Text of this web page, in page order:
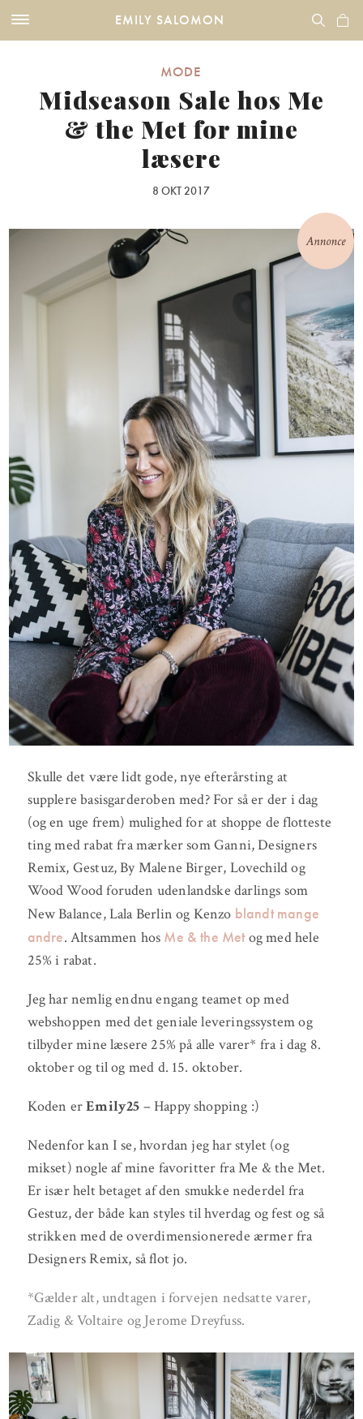
EMILY SALOMON
MODE
Midseason Sale hos Me
& the Met for mine
læsere
8 OKT 2017
Skulle det være lidt gode, nye efterårsting at
supplere basisgarderoben med? For så er der i dag
(og en uge frem) mulighed for at shoppe de flotteste
ting med rabat fra mærker som Ganni, Designers
Remix, Gestuz, By Malene Birger, Lovechild og
Wood Wood foruden udenlandske darlings som
New Balance, Lala Berlin og Kenzo blandt mange
andre. Altsammen hos Me & the Metog med hele
25% i rabat.
Jeg har nemlig endnu engang teamet op med
webshoppen med det geniale leveringssystem og
tilbyder mine læsere 25% på alle varer* fra i dag 8.
oktober og til og med d. 15. oktober.
Koden erEmily25 – Happy shopping :)
Nedenfor kan I se, hvordan jeg har stylet (og
mikset) nogle af mine favoritter fra Me & the Met.
Er især helt betaget af den smukke nederdel fra
Gestuz, der både kan styles til hverdag og fest og så
strikken med de overdimensionerede ærmer fra
Designers Remix, så flot jo.
*Gælder alt, undtagen i forvejen nedsatte varer,
Zadig & Voltaire og Jerome Dreyfuss.